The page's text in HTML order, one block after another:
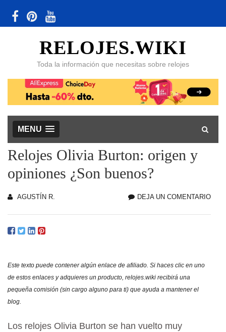
RELOJES.WIKI
Toda la información que necesitas sobre relojes
MENU
Relojes Olivia Burton: origen y
opiniones ¿Son buenos?
AGUSTÍN R. DEJA UN COMENTARIO
Este texto puede contener algún enlace de afiliado. Si haces clic en uno
de estos enlaces y adquieres un producto, relojes.wiki recibirá una
pequeña comisión (sin cargo alguno para ti) que ayuda a mantener el
blog.
Los relojes Olivia Burton se han vuelto muy